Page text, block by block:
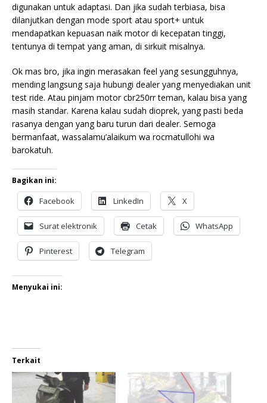
digunakan untuk adaptasi. Dan jika sudah terbiasa, bisa
dilanjutkan dengan mode sport atau sport+ untuk
mendapatkan kepuasan naik motor di kecepatan tinggi,
tentunya di tempat yang aman, di sirkuit misalnya.
Ok mas bro, jika ingin merasakan feel yang sesungguhnya,
mending langsung saja hubungi dealer yang menyediakan unit
test ride. Atau pinjam motor cbr250rr teman, kalau bisa yang
masih standar. Karena kalau sudah dioprek, yang pasti beda
rasanya dengan yang baru turun dari dealer. Semoga
bermanfaat, wassalamu’alaikum wa rocmatullohi wa
barokatuh.
Bagikan ini:
Facebook LinkedIn X
Surat elektronik Cetak WhatsApp
Pinterest Telegram
Menyukai ini:
Terkait